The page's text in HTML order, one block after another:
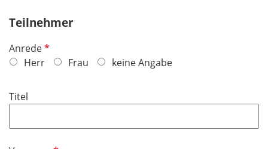
Teilnehmer
AnredeP
f
c
Herr Frau keine Angabe
Titel